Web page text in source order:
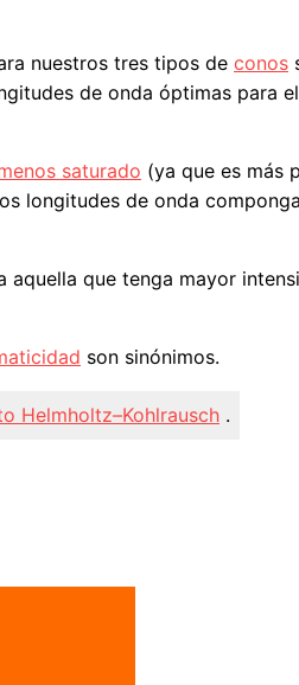
nuestros tres tipos de conos
de onda óptimas para el
saturado (ya que es más
longitudes de onda
aquella que tenga mayor
son sinónimos.
Helmholtz–Kohlrausch .